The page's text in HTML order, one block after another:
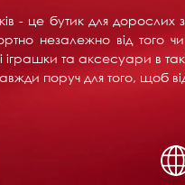
- це бутик для
незалежно від того
іграшки та аксесуари в
поруч для того, щоб